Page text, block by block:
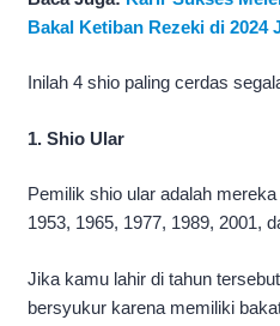
Bakal Ketiban Rezeki di 2024
Inilah 4 shio paling cerdas
1. Shio Ular
Pemilik shio ular adalah
1953, 1965, 1977, 1989, 2001,
Jika kamu lahir di tahun
bersyukur karena memiliki